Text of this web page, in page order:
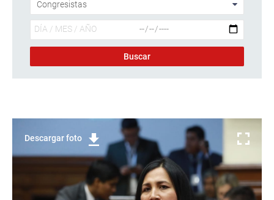
Descargar foto